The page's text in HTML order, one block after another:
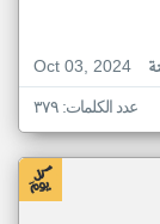
Oct 03, 2024
عدد الكلمات: ٣٧٩